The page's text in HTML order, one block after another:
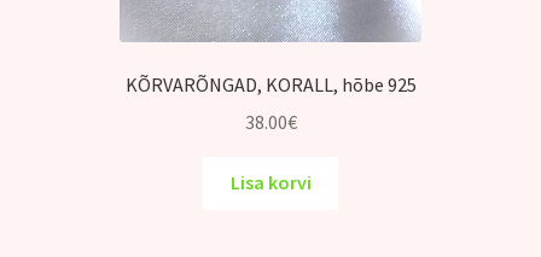
KÕRVARÕNGAD, KORALL, hõbe 925
38.00€
Lisa korvi